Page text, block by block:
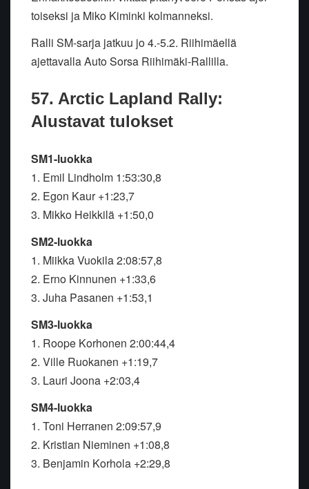
toiseksi ja Miko Kiminki kolmanneksi.
Ralli SM-sarja jatkuu jo 4.-5.2. Riihimäellä
ajettavalla Auto Sorsa Riihimäki-Rallilla.
57. Arctic Lapland Rally:
Alustavat tulokset
SM1-luokka
1. Emil Lindholm 1:53:30,8
2. Egon Kaur +1:23,7
3. Mikko Heikkilä +1:50,0
SM2-luokka
1. Miikka Vuokila 2:08:57,8
2. Erno Kinnunen +1:33,6
3. Juha Pasanen +1:53,1
SM3-luokka
1. Roope Korhonen 2:00:44,4
2. Ville Ruokanen +1:19,7
3. Lauri Joona +2:03,4
SM4-luokka
1. Toni Herranen 2:09:57,9
2. Kristian Nieminen +1:08,8
3. Benjamin Korhola +2:29,8